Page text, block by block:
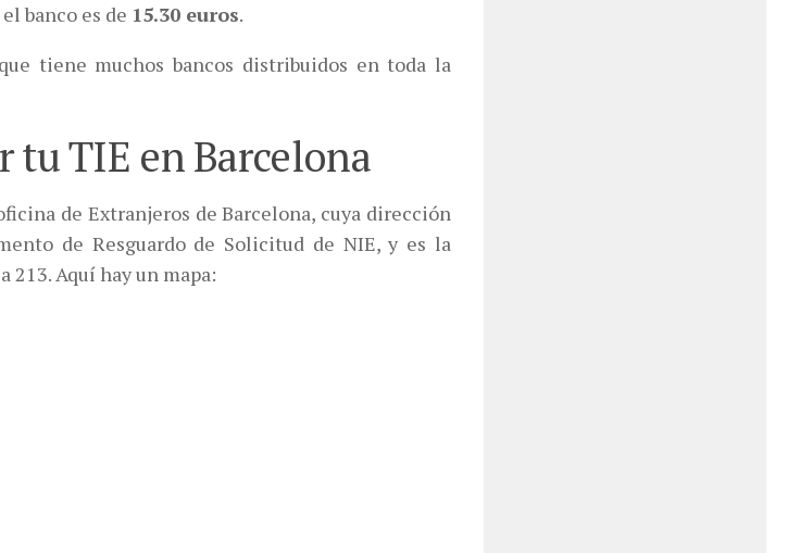
banco es de 15.30 euros.
tiene muchos bancos distribuidos en toda la
tu TIE en Barcelona
de Extranjeros de Barcelona, cuya dirección
de Resguardo de Solicitud de NIE, y es la
Aquí hay un mapa: